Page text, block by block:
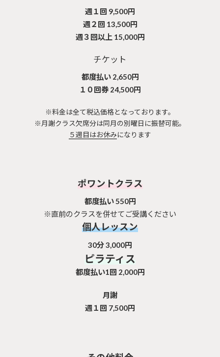
週１回 9,500円
週２回 13,500円
週３回以上 15,000円
チケット
都度払い 2,650円
１０回券 24,500円
※料金は全て税込価格となっております。
※月謝クラス欠席分は同月の別曜日に振替可能。
５週目はお休みになります
ポワントクラス
都度払い 550円
※直前のクラスを併せてご受講ください
個人レッスン
30分 3,000円
ピラティス
都度払い1回 2,000円
月謝
週１回 7,500円